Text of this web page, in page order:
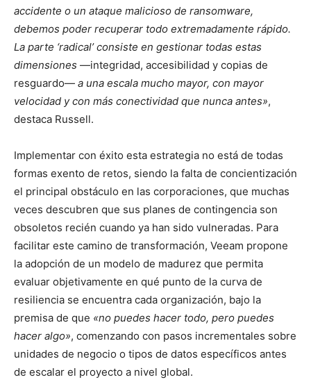
accidente o un ataque malicioso de ransomware,
debemos poder recuperar todo extremadamente rápido.
La parte ‘radical’ consiste en gestionar todas estas
dimensiones —integridad, accesibilidad y copias de
resguardo— a una escala mucho mayor, con mayor
velocidad y con más conectividad que nunca antes»,
destaca Russell.
Implementar con éxito esta estrategia no está de todas
formas exento de retos, siendo la falta de concientización
el principal obstáculo en las corporaciones, que muchas
veces descubren que sus planes de contingencia son
obsoletos recién cuando ya han sido vulneradas. Para
facilitar este camino de transformación, Veeam propone
la adopción de un modelo de madurez que permita
evaluar objetivamente en qué punto de la curva de
resiliencia se encuentra cada organización, bajo la
premisa de que «no puedes hacer todo, pero puedes
hacer algo», comenzando con pasos incrementales sobre
unidades de negocio o tipos de datos específicos antes
de escalar el proyecto a nivel global.